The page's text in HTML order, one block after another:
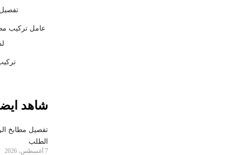
تفصيل
عامل تركيب
تركيب
شاهد
تفصيل مطابخ
الطلب
7 أغسطس، 2026